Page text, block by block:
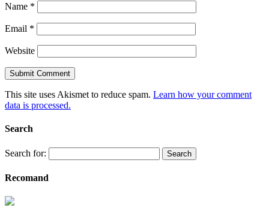
Name *
Email *
Website
This site uses Akismet to reduce spam. Learn how your comment
data is processed.
Search
Search for:
Recomand